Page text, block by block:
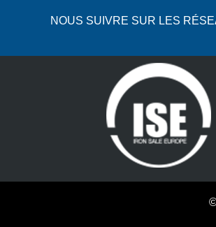
NOUS SUIVRE SUR LES